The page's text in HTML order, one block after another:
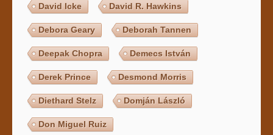
David Icke David R. Hawkins
Debora Geary Deborah Tannen
Deepak Chopra Demecs István
Derek Prince Desmond Morris
Diethard Stelz Domján László
Don Miguel Ruiz